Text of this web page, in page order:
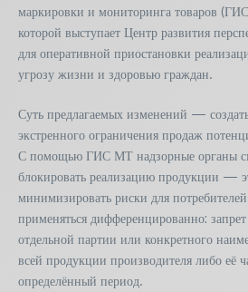
маркировки и мониторинга товаров
которой выступает Центр развития
для оперативной приостановки
угрозу жизни и здоровью граждан.
Суть предлагаемых изменений —
экстренного ограничения продаж
С помощью ГИС МТ надзорные органы
блокировать реализацию продукции —
минимизировать риски для
применяться дифференцированно: запрет
отдельной партии или конкретного
всей продукции производителя либо её
определённый период.